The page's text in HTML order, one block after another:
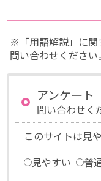
※「用語解説」に関
問い合わせください。
アンケート
問い合わせく
このサイトは見
見やすい
普